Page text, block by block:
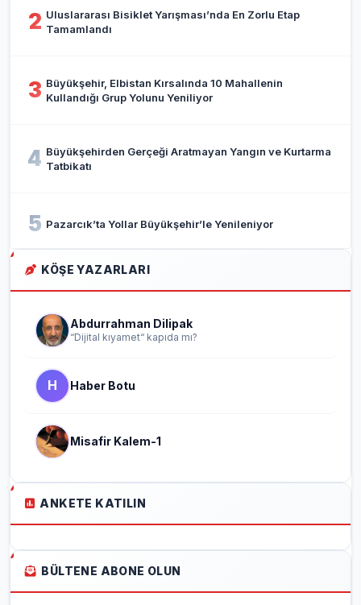
2 Uluslararası Bisiklet Yarışması’nda En Zorlu Etap
Tamamlandı
3 Büyükşehir, Elbistan Kırsalında 10 Mahallenin
Kullandığı Grup Yolunu Yeniliyor
4 Büyükşehirden Gerçeği Aratmayan Yangın ve Kurtarma
Tatbikatı
5 Pazarcık’ta Yollar Büyükşehir’le Yenileniyor
KÖŞE YAZARLARI
Abdurrahman Dilipak
“Dijital kıyamet“ kapıda mı?
H Haber Botu
Misafir Kalem-1
ANKETE KATILIN
BÜLTENE ABONE OLUN